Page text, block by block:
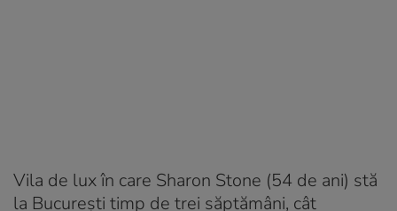
Vila de lux în care Sharon Stone (54 de ani) stă
la Bucureşti timp de trei săptămâni, cât